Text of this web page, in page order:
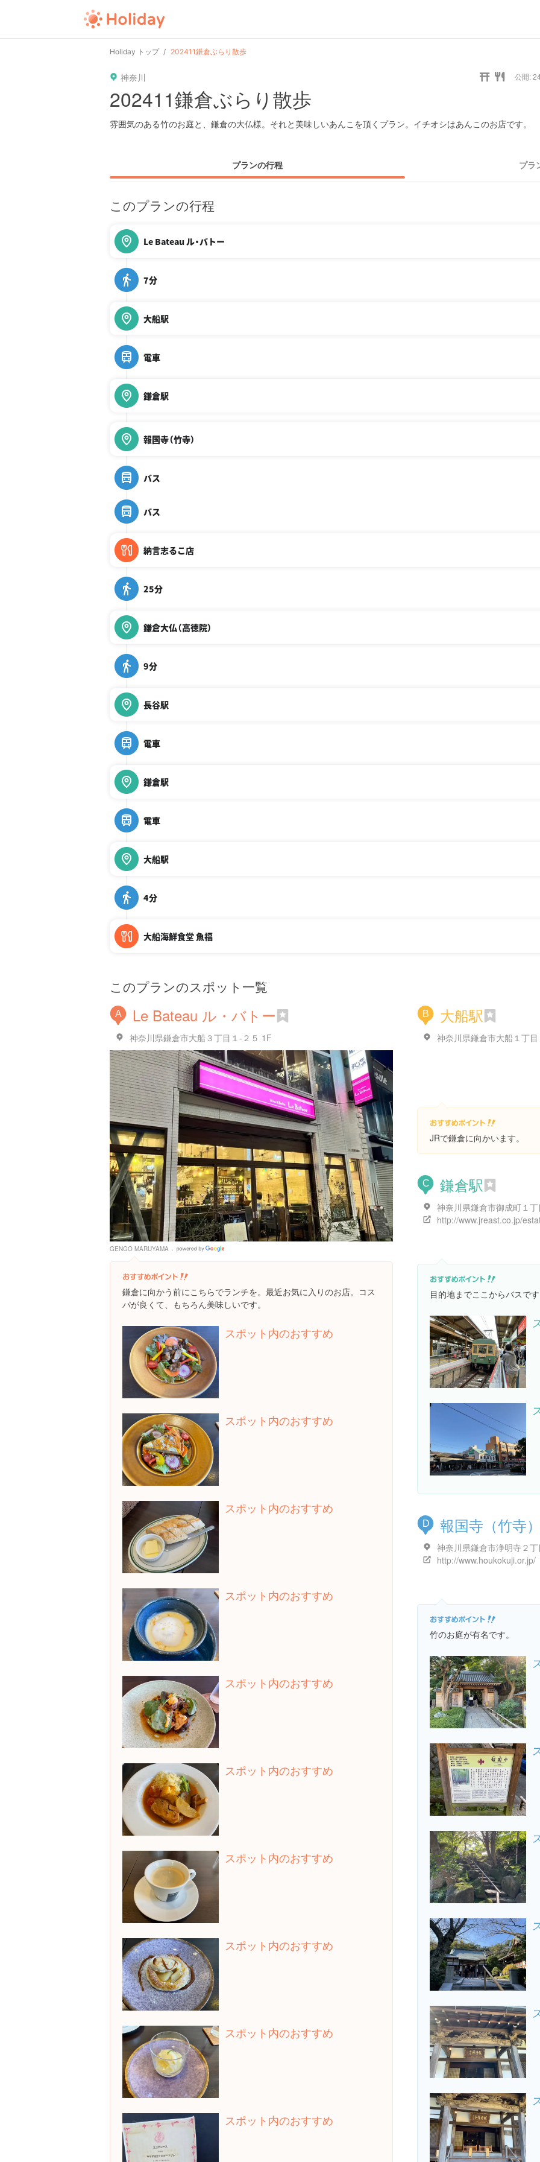
Holiday トップ 202411鎌倉ぶらり散歩
神奈川 公開:
202411鎌倉ぶらり散歩
雰囲気のある竹のお庭と、鎌倉の大仏様。それと美味しいあんこを頂くプラン。イチオシはあんこのお店です。
プランの行程 プラ
このプランの行程
Le Bateau ル・バトー
7分
大船駅
電車
鎌倉駅
報国寺（竹寺）
バス
バス
納言志るこ店
25分
鎌倉大仏（高徳院）
9分
長谷駅
電車
鎌倉駅
電車
大船駅
4分
大船海鮮食堂 魚福
このプランのスポット一覧
A Le Bateau ル・バトー
神奈川県鎌倉市大船３丁目１-２５ 1F
GENGO MARUYAMA
Places
鎌倉に向かう前にこちらでランチを。最近お気に入りのお店。コス
パが良くて、もちろん美味しいです。
スポット内のおすすめ
スポット内のおすすめ
スポット内のおすすめ
スポット内のおすすめ
スポット内のおすすめ
スポット内のおすすめ
スポット内のおすすめ
スポット内のおすすめ
スポット内のおすすめ
スポット内のおすすめ
B 大船駅
神奈川県鎌倉市大船１丁
JRで鎌倉に向かいます。
C 鎌倉駅
目的地までここからバスで
D 報国寺（竹寺
http://www.houkokuji.or.jp/
竹のお庭が有名です。